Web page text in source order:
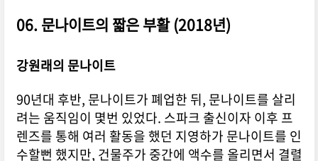
06. 문나이트의 짧은 부활 (2018년)
강원래의 문나이트
90년대 후반, 문나이트가 폐업한 뒤, 문나이트를 살리
려는 움직임이 몇번 있었다. 스파크 출신이자 이후 프
렌즈를 통해 여러 활동을 했던 지영하가 문나이트를 인
수할뻔 했지만, 건물주가 중간에 액수를 올리면서 결렬